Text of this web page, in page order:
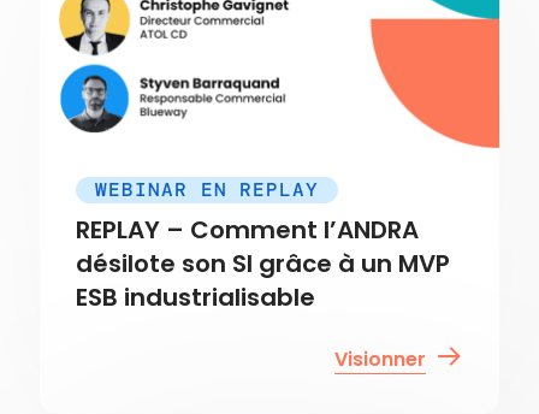
WEBINAR EN REPLAY
REPLAY – Comment l’ANDRA
désilote son SI grâce à un MVP
ESB industrialisable
Visionner